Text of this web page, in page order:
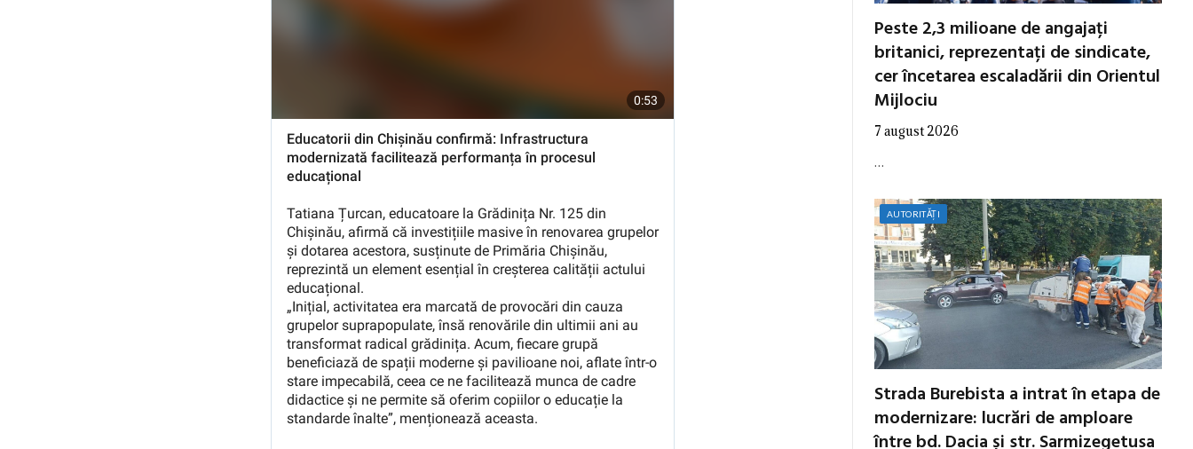
Peste 2,3 milioane de angajați
britanici, reprezentați de sindicate,
cer încetarea escaladării din Orientul
Mijlociu
7 august 2026
…
AUTORITĂȚI
Strada Burebista a intrat în etapa de
modernizare: lucrări de amploare
între bd. Dacia și str. Sarmizegetusa